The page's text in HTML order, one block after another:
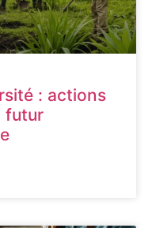
: actions
futur